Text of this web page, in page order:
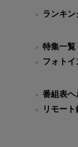
ランキン
特集一覧
フォトイ
番組表ヘ
リモー